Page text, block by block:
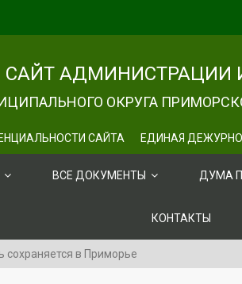
АДМИНИСТРАЦИИ
ОКРУГА
САЙТА ЕДИНАЯ
ВСЕ ДОКУМЕНТЫ ДУМА
КОНТАКТЫ
сохраняется в Приморье